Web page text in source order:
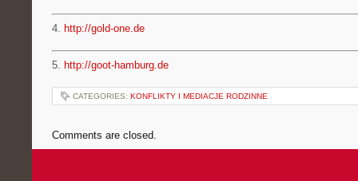
4. http://gold-one.de
5. http://goot-hamburg.de
CATEGORIES: KONFLIKTY I MEDIACJE RODZINNE
Comments are closed.